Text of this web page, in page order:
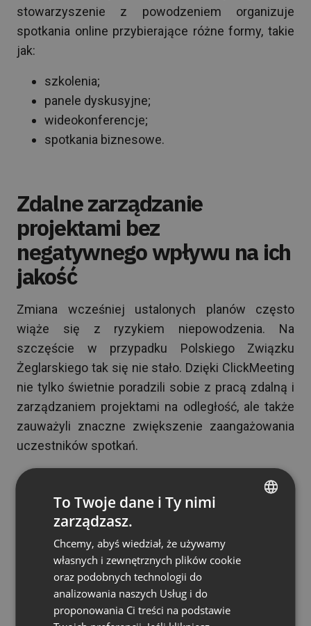
stowarzyszenie z powodzeniem organizuje
spotkania online przybierające różne formy, takie
jak:
szkolenia;
panele dyskusyjne;
wideokonferencje;
spotkania biznesowe.
Zdalne zarządzanie
projektami bez
negatywnego wpływu na ich
jakość
Zmiana wcześniej ustalonych planów często
wiąże się z ryzykiem niepowodzenia. Na
szczęście w przypadku Polskiego Związku
Żeglarskiego tak się nie stało. Dzięki ClickMeeting
nie tylko świetnie poradzili sobie z pracą zdalną i
zarządzaniem projektami na odległość, ale także
zauważyli znaczne zwiększenie zaangażowania
uczestników spotkań.
Aby projekt osiągnął sukces, niezwykle istotne
jest zorganizowanie optymalnej współpracy
pomiędzy poszczególnymi komórkami organizacji
i ich interesariuszami. ClickMeeting zapewniający
innowacyjną technologię zabezpieczenia danych
pokazuje, że praca zdalna i zarządzanie
FRENCH
RUSSIAN
To Twoje dane i Ty nimi
zarządzasz.
Chcemy, abyś wiedział, że używamy
własnych i zewnętrznych plików cookie
oraz podobnych technologii do
analizowania naszych Usług i do
proponowania Ci treści na podstawie